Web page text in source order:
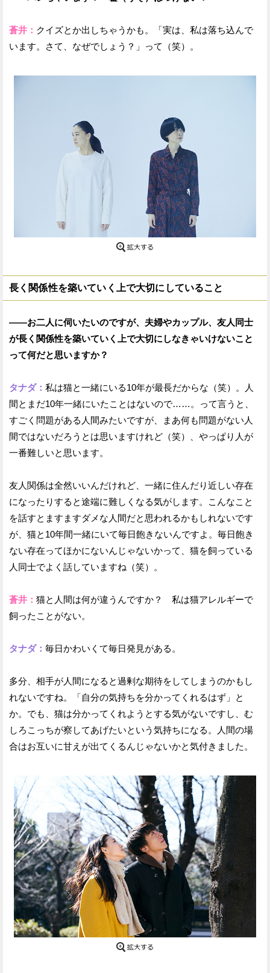
蒼井： クイズとか出しちゃうかも。「実は、私は落ち込んで
います。さて、なぜでしょう？」って（笑）。
長く関係性を築いていく上で大切にしていること
——お二人に伺いたいのですが、夫婦やカップル、友人同士
が長く関係性を築いていく上で大切にしなきゃいけないこと
って何だと思いますか？
タナダ： 私は猫と一緒にいる10年が最長だからな（笑）。人
間とまだ10年一緒にいたことはないので……。って言うと、
すごく問題がある人間みたいですが、まあ何も問題がない人
間ではないだろうとは思いますけれど（笑）、やっぱり人が
一番難しいと思います。
友人関係は全然いいんだけれど、一緒に住んだり近しい存在
になったりすると途端に難しくなる気がします。こんなこと
を話すとますますダメな人間だと思われるかもしれないです
が、猫と10年間一緒にいて毎日飽きないんですよ。毎日飽き
ない存在ってほかにないんじゃないかって、猫を飼っている
人同士でよく話していますね（笑）。
蒼井： 猫と人間は何が違うんですか？ 私は猫アレルギーで
飼ったことがない。
タナダ： 毎日かわいくて毎日発見がある。
多分、相手が人間になると過剰な期待をしてしまうのかもし
れないですね。「自分の気持ちを分かってくれるはず」と
か。でも、猫は分かってくれようとする気がないですし、む
しろこっちが察してあげたいという気持ちになる。人間の場
合はお互いに甘えが出てくるんじゃないかと気付きました。